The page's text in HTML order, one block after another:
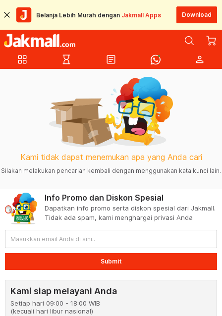
Belanja Lebih Murah dengan Jakmall Apps Download
grid_view hourglass_empty article person
Kami tidak dapat menemukan apa yang Anda cari
Silakan melakukan pencarian kembali dengan menggunakan kata kunci lain.
Info Promo dan Diskon Spesial
Dapatkan info promo serta diskon spesial dari Jakmall.
Tidak ada spam, kami menghargai privasi Anda
Submit
Kami siap melayani Anda
Setiap hari 09:00 - 18:00 WIB
(kecuali hari libur nasional)